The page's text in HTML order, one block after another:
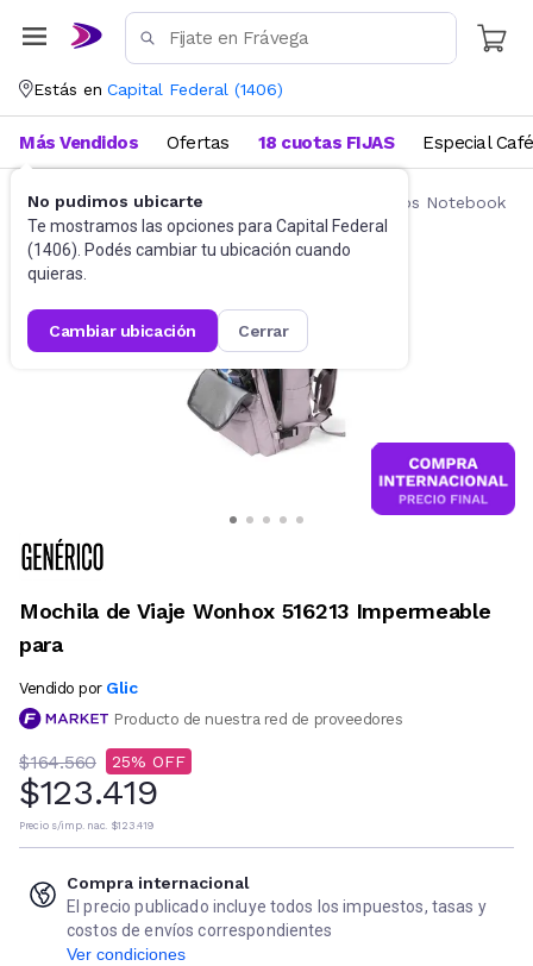
Estás en Capital Federal (1406)
No pudimos ubicarte
Te mostramos las opciones para Capital Federal
(1406). Podés cambiar tu ubicación cuando
quieras.
cambiar ubicación cerrar
Más Vendidos Ofertas 18 cuotas FIJAS Especial Café
Accesorios de Informática Mochilas y Bolsos Notebook
Mochila de Viaje Wonhox 516213 Impermeable
para
Vendido por Glic
Producto de nuestra red de proveedores
$164.560 25
$123.419
Precio s/imp. nac. $123.419
Compra internacional
El precio publicado incluye todos los impuestos, tasas y
costos de envíos correspondientes
Ver condiciones